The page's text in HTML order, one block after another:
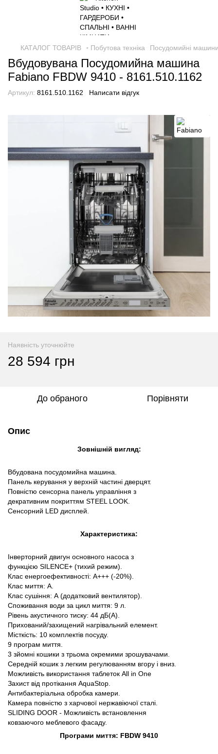
КАТАЛОГ ТОВАРІВ ◦ Побутова техніка Посудомийні
Вбудовувана Посудомийна машина
Fabiano FBDW 9410 - 8161.510.1162
Артикул: 8161.510.1162 Написати відгук
Наявність уточнюйте
28 594 грн
До обраного Порівняти
Опис
Зовнішній вигляд:
Вбудована посудомийна машина.
Панель керування у верхній частині дверцят.
Повністю сенсорна панель управління з
декративним покриттям STEEL LOOK.
Сенсорний LED дисплей.
Характеристика:
Інверторний двигун основного насоса з
функцією SILENCE+ (тихий режим).
Клас енергоефективності: А+++ (-20%).
Клас миття: А.
Клас сушіння: А (додатковий вентилятор).
Споживання води за цикл миття: 9 л.
Рівень акустичного тиску: 44 дБ(А).
Прихований/захищений нагрівальний елемент.
Місткість: 10 комплектів посуду.
9 програм миття.
3 зйомні кошики з трьома окремими зрошувачами.
Середній кошик з легким регулюванням вгору і вниз.
Можливість використання таблеток All in One
Захист від протікання AquaStop.
Антибактеріальна обробка камери.
Камера повністю з харчової нержавіючої сталі.
SLIDING DOOR - Можливість встановлення
ковзаючого меблевого фасаду.
Програми миття: FBDW 9410